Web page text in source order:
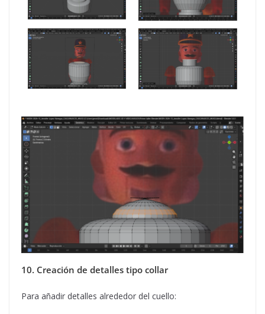
10. Creación de detalles tipo collar
Para añadir detalles alrededor del cuello: